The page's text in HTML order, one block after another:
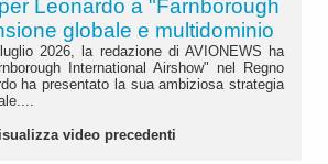
Leonardo a "Farnborough
globale e multidominio
2026, la redazione di AVIONEWS ha
International Airshow" nel Regno
ha presentato la sua ambiziosa strategia
video precedenti